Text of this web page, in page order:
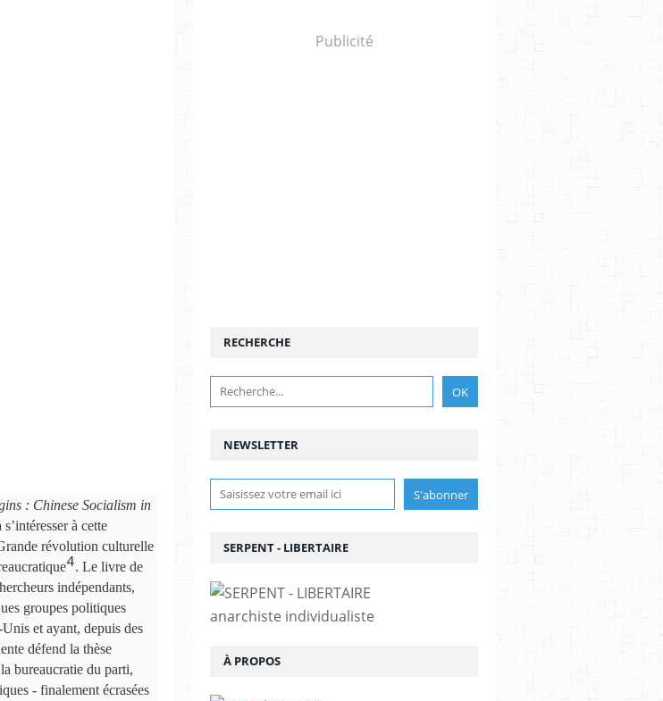
: Chinese Socialism in
à cette
révolution culturelle
4. Le livre de
indépendants,
groupes politiques
et ayant, depuis des
défend la thèse
bureaucratie du parti,
- finalement écrasées
Publicité
NEWSLETTER
RECHERCHE
SERPENT - LIBERTAIRE
anarchiste individualiste
À PROPOS